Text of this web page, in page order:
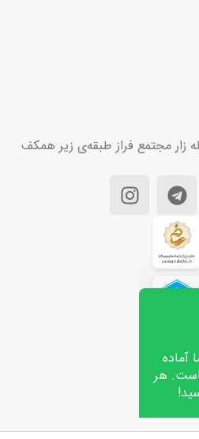
زار مجتمع فراز طبقه‌ی زیر همکف
آماده
هر
کنم؟👋